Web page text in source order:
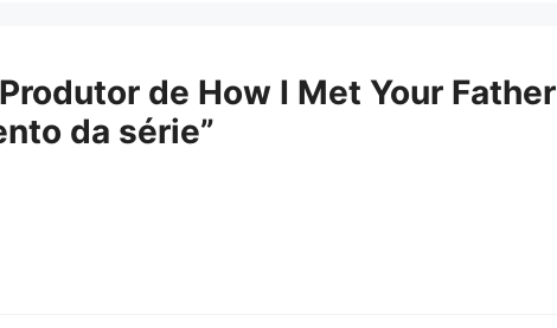
de How I Met Your Father
da série”